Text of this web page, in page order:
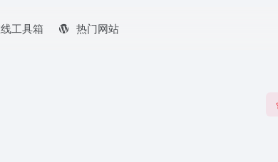
工具箱 热门网站